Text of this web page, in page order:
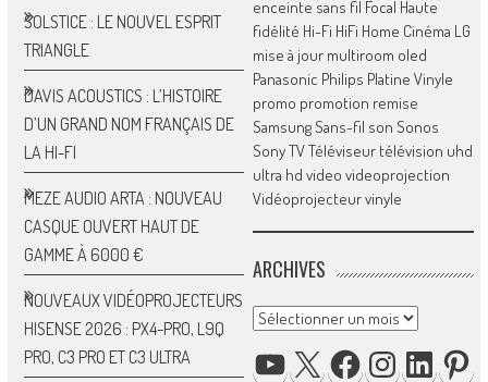
SOLSTICE : LE NOUVEL ESPRIT
TRIANGLE
DAVIS ACOUSTICS : L’HISTOIRE
D’UN GRAND NOM FRANÇAIS DE
LA HI-FI
MEZE AUDIO ARTA : NOUVEAU
CASQUE OUVERT HAUT DE
GAMME À 6000 €
NOUVEAUX VIDÉOPROJECTEURS
HISENSE 2026 : PX4-PRO, L9Q
PRO, C3 PRO ET C3 ULTRA
enceinte sans fil Focal Haute
fidélité Hi-Fi HiFi Home Cinéma LG
mise à jour multiroom oled
Panasonic Philips Platine Vinyle
promo promotion remise
SamsungSans-fil son Sonos
SonyTVTéléviseur télévision uhd
ultra hd video videoprojection
Vidéoprojecteurvinyle
ARCHIVES
Archives
YOUTUBE INSTAGRAM